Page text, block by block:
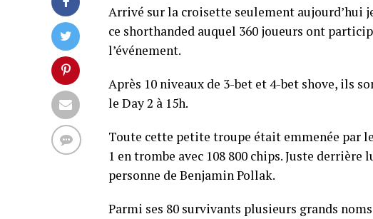
Arrivé sur la croisette seulement aujourd’hui
ce shorthanded auquel 360 joueurs ont
l’événement.
Après 10 niveaux de 3-bet et 4-bet shove, ils
le Day 2 à 15h.
Toute cette petite troupe était emmenée par
1 en trombe avec 108 800 chips. Juste
personne de Benjamin Pollak.
Parmi ses 80 survivants plusieurs grands